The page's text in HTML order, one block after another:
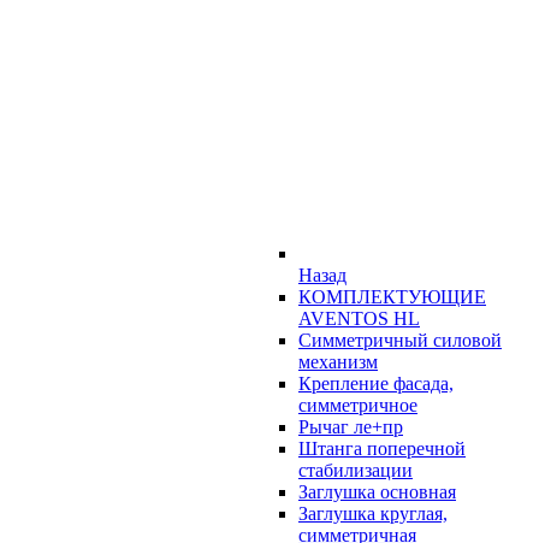
Назад
КОМПЛЕКТУЮЩИЕ
AVENTOS HL
Симметричный силовой
механизм
Крепление фасада,
симметричное
Рычаг ле+пр
Штанга поперечной
стабилизации
Заглушка основная
Заглушка круглая,
симметричная